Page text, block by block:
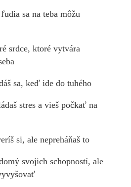
sa na teba môžu
srdce, ktoré vytvára
sa, keď ide do tuhého
stres a vieš počkať na
si, ale nepreháňaš to
svojich schopností, ale